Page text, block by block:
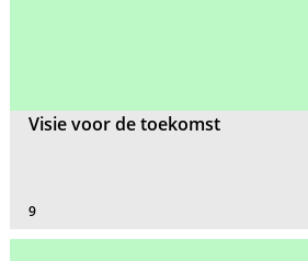
Visie voor de toekomst
9